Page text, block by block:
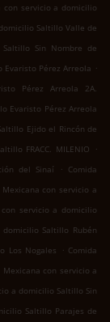
con servicio a domicilio
Saltillo Valle de
Sin Nombre de
Pérez Arreola .
Pérez Arreola 2A.
Evaristo Pérez Arreola
Ejido el Rincón de
FRACC. MILENIO
.
del Sinaí
. Comida
Mexicana con servicio a
con servicio a domicilio
Saltillo Rubén
Los Nogales . Comida
Mexicana con servicio a
a domicilio Saltillo Sin
Saltillo Parajes de